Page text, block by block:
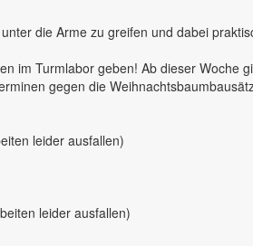
die Arme zu greifen und dabei
im Turmlabor geben! Ab dieser Woche
gegen die
leider ausfallen)
leider ausfallen)